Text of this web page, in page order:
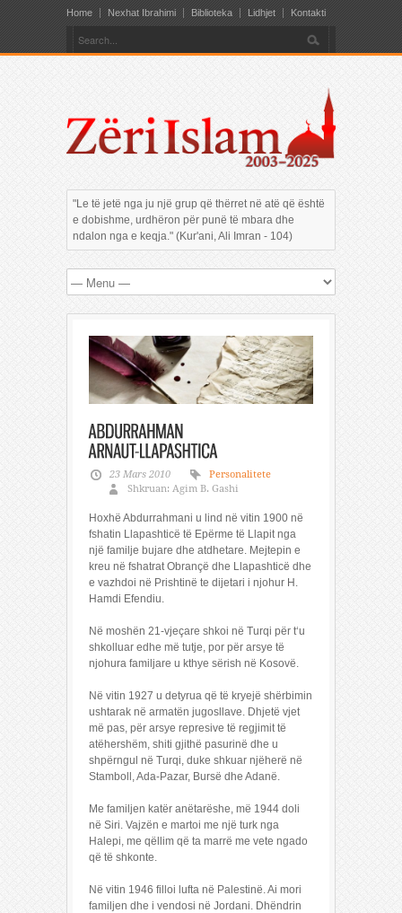
Home Nexhat Ibrahimi Biblioteka Lidhjet Kontakti
"Le të jetë nga ju një grup që thërret në atë që është
e dobishme, urdhëron për punë të mbara dhe
ndalon nga e keqja." (Kur'ani, Ali Imran - 104)
23 Mars 2010
Personalitete
Shkruan: Agim B. Gashi
Hoxhë Abdurrahmani u lind në vitin 1900 në
fshatin Llapashticë të Epërme të Llapit nga
një familje bujare dhe atdhetare. Mejtepin e
kreu në fshatrat Obrançë dhe Llapashticë dhe
e vazhdoi në Prishtinë te dijetari i njohur H.
Hamdi Efendiu.
Në moshën 21-vjeçare shkoi në Turqi për t‘u
shkolluar edhe më tutje, por për arsye të
njohura familjare u kthye sërish në Kosovë.
Në vitin 1927 u detyrua që të kryejë shërbimin
ushtarak në armatën jugosllave. Dhjetë vjet
më pas, për arsye represive të regjimit të
atëhershëm, shiti gjithë pasurinë dhe u
shpërngul në Turqi, duke shkuar njëherë në
Stamboll, Ada-Pazar, Bursë dhe Adanë.
Me familjen katër anëtarëshe, më 1944 doli
në Siri. Vajzën e martoi me një turk nga
Halepi, me qëllim që ta marrë me vete ngado
që të shkonte.
Në vitin 1946 filloi lufta në Palestinë. Ai mori
familjen dhe i vendosi në Jordani. Dhëndrin